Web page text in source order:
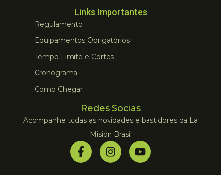
Links Importantes
Regulamento
Equipamentos Obrigatórios
Tempo Limite e Cortes
Cronograma
Como Chegar
Redes Socias
Acompanhe todas as novidades e bastidores da La
Misión Brasil